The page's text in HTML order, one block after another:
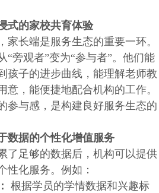
式的家校共育体验
家长端是服务生态的重要一环。
“旁观者”变为“参与者”。他们能
孩子的进步曲线，能理解老师教
意，能便捷地配合机构的工作。
参与感，是构建良好服务生态的
数据的个性化增值服务
了足够的数据后，机构可以提供
性化服务。例如：
根据学员的学情数据和兴趣标